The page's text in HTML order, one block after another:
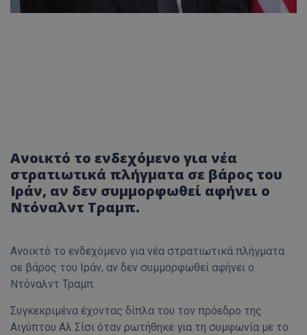
Ανοικτό το ενδεχόμενο για νέα
στρατιωτικά πλήγματα σε βάρος του
Ιράν, αν δεν συμμορφωθεί αφήνει ο
Ντόναλντ Τραμπ.
Ανοικτό το ενδεχόμενο για νέα στρατιωτικά πλήγματα
σε βάρος του Ιράν, αν δεν συμμορφωθεί αφήνει ο
Ντόναλντ Τραμπ.
Συγκεκριμένα έχοντας δίπλα του τον πρόεδρο της
Αιγύπτου Αλ Σίσι όταν ρωτήθηκε για τη συμφωνία με το